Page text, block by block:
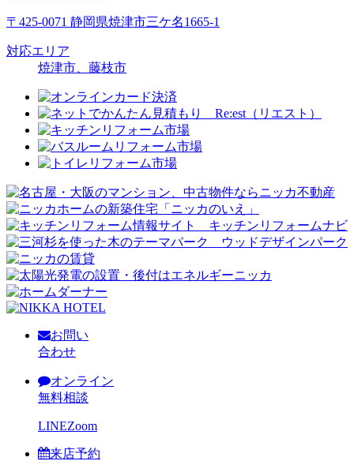
〒425-0071 静岡県焼津市三ケ名1665-1
対応エリア
焼津市、藤枝市
お問い
合わせ
オンライン
無料相談
LINEZoom
来店予約